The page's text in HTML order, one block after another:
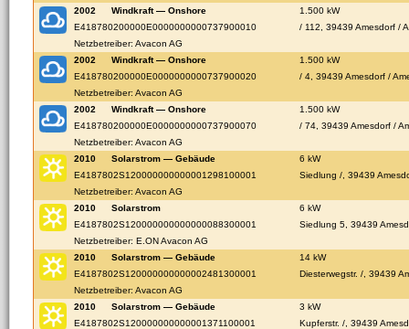
2002
Windkraft — Onshore
1.500 kW
E418780200000E0000000000737900010
/ 112, 39439 Amesdorf /
Netzbetreiber: Avacon AG
2002
Windkraft — Onshore
1.500 kW
E418780200000E0000000000737900020
/ 4, 39439 Amesdorf /
Netzbetreiber: Avacon AG
2002
Windkraft — Onshore
1.500 kW
E418780200000E0000000000737900070
/ 74, 39439 Amesdorf /
Netzbetreiber: Avacon AG
2010
Solarstrom — Gebäude
6 kW
E4187802S120000000000001298100001
Siedlung /, 39439
Netzbetreiber: Avacon AG
2010
Solarstrom
6 kW
E4187802S120000000000000088300001
Siedlung 5, 39439
Netzbetreiber: E.ON Avacon AG
2010
Solarstrom — Gebäude
14 kW
E4187802S120000000000002481300001
Diesterwegstr. /, 39439
Netzbetreiber: Avacon AG
2010
Solarstrom — Gebäude
3 kW
E4187802S120000000000001371100001
Kupferstr. /, 39439